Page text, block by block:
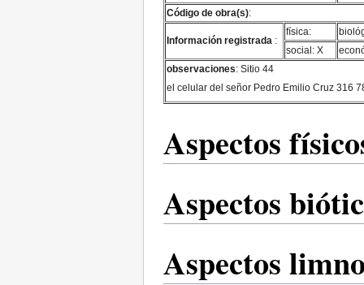
Código de obra(s):
Información registrada :
física:
social: X
observaciones: Sitio 44
el celular del señor Pedro Emilio Cruz 316
Aspectos
Aspectos
Aspectos